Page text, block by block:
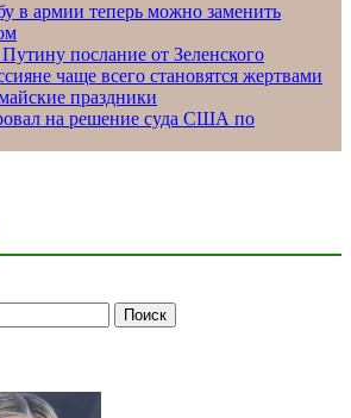
в армии теперь можно заменить
послание от Зеленского
чаще всего становятся жертвами
праздники
на решение суда США по